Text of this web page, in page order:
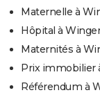
Maternelle à
Hôpital à
Maternités à
Prix immobilier
Référendum à